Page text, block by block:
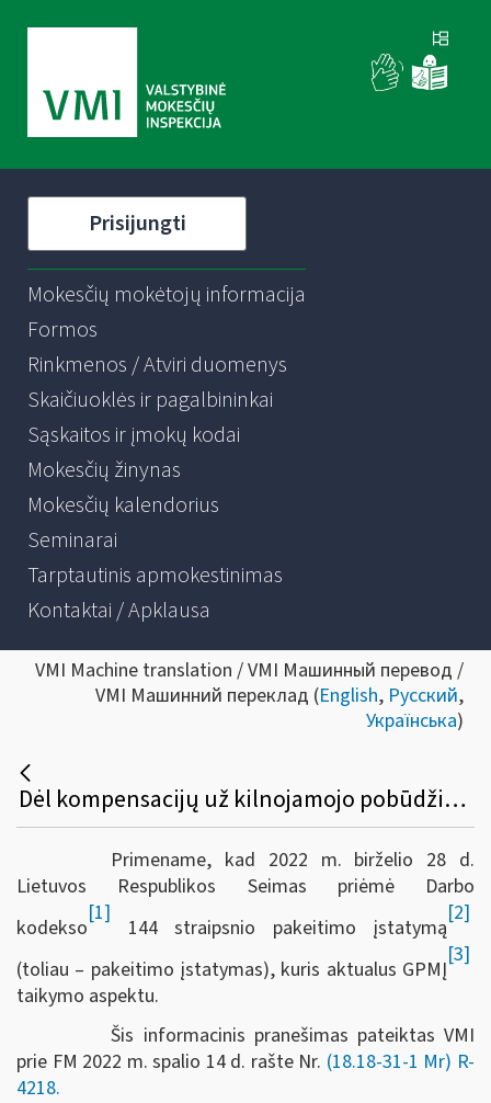
Prisijungti
Mokesčių mokėtojų informacija
Formos
Rinkmenos / Atviri duomenys
Skaičiuoklės ir pagalbininkai
Sąskaitos ir įmokų kodai
Mokesčių žinynas
Mokesčių kalendorius
Seminarai
Tarptautinis apmokestinimas
Kontaktai / Apklausa
VMI Machine translation / VMI Машинный перевод /
VMI Машинний переклад (English, Русский,
Українська)
Dėl kompensacijų už kilnojamojo pobūdžio darbą
Primename, kad 2022 m. birželio 28 d.
Lietuvos Respublikos Seimas priėmė Darbo
kodekso
[1]
144 straipsnio pakeitimo įstatymą
[2]
(toliau – pakeitimo įstatymas), kuris aktualus GPMĮ
[3]
taikymo aspektu.
Šis informacinis pranešimas pateiktas VMI
prie FM 2022 m. spalio 14 d. rašte Nr. (18.18-31-1 Mr) R-
4218.